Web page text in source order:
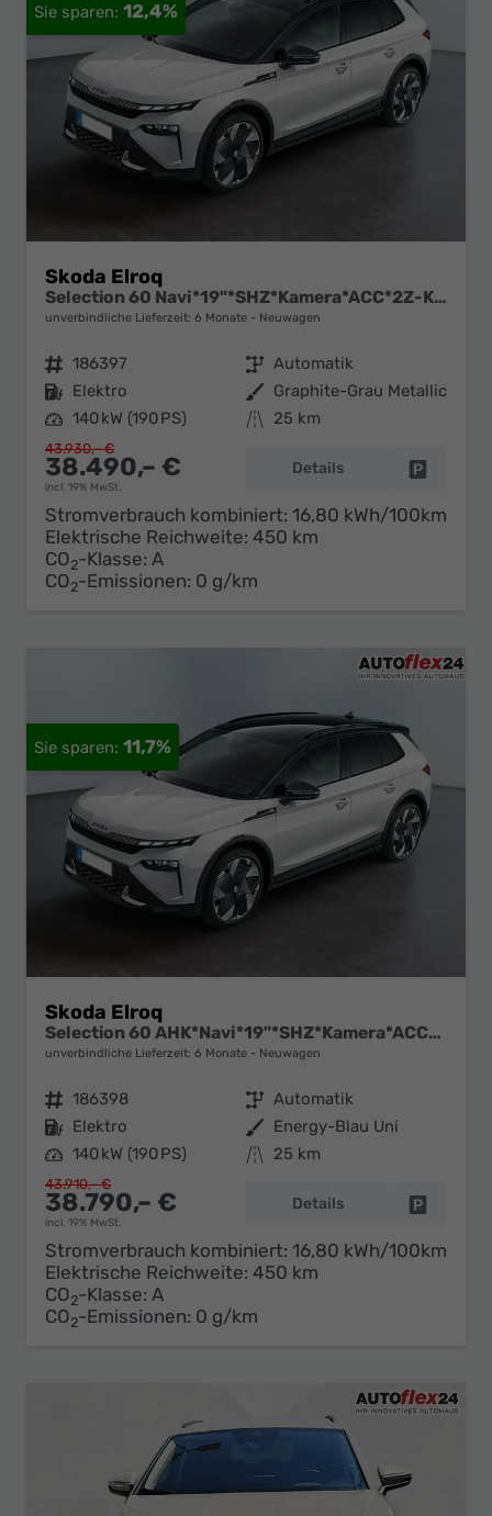
12,4%
Skoda Elroq
Selection 60 Navi*19"*SHZ*Kamera*ACC*2Z-Klimaauto*LED
unverbindliche Lieferzeit: 6 Monate Neuwagen
Fahrzeugnr. 186397 Getriebe Automatik
Kraftstoff Elektro Außenfarbe Graphite-Grau Metallic
Leistung 140 kW (190 PS) Kilometerstand 25 km
38.490,– €
incl. 19% MwSt.
43.930,– €
Details
Stromverbrauch kombiniert: 16,80 kWh/100km
Elektrische Reichweite: 450 km
CO2-Klasse: A
CO2-Emissionen: 0 g/km
11,7%
Skoda Elroq
Selection 60 AHK*Navi*19"*SHZ*Kamera*ACC*2Z-Klimaauto*LED
unverbindliche Lieferzeit: 6 Monate Neuwagen
Fahrzeugnr. 186398 Getriebe Automatik
Kraftstoff Elektro Außenfarbe Energy-Blau Uni
Leistung 140 kW (190 PS) Kilometerstand 25 km
38.790,– €
incl. 19% MwSt.
43.910,– €
Details
Stromverbrauch kombiniert: 16,80 kWh/100km
Elektrische Reichweite: 450 km
CO2-Klasse: A
CO2-Emissionen: 0 g/km